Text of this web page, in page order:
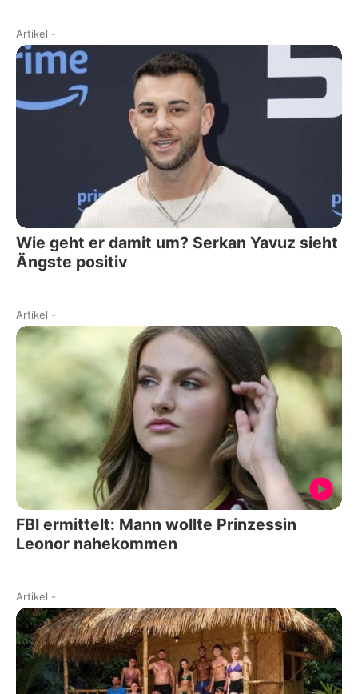
Artikel -
Wie geht er damit um? Serkan Yavuz sieht
Ängste positiv
Artikel -
FBI ermittelt: Mann wollte Prinzessin
Leonor nahekommen
Artikel -